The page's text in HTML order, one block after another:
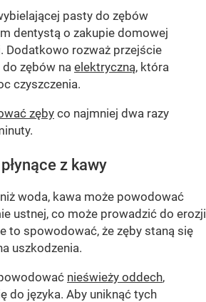
pasty do zębów
dentystą o zakupie domowej
Dodatkowo rozważ przejście
zębów na elektryczną, która
czyszczenia.
zęby co najmniej dwa razy
z kawy
woda, kawa może powodować
ustnej, co może prowadzić do erozji
to spowodować, że zęby staną się
uszkodzenia.
nieświeży oddech,
do języka. Aby uniknąć tych